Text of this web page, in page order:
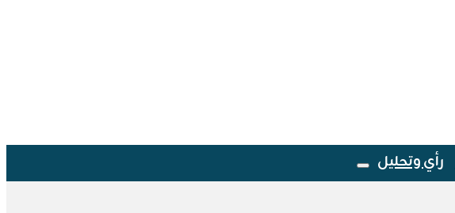
رأي وتحليل